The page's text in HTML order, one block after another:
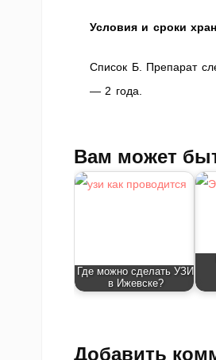
Условия и сроки
Список Б. Препарат
— 2 года.
Вам может
Где можно сделать УЗИ
в Ижевске?
Добавить